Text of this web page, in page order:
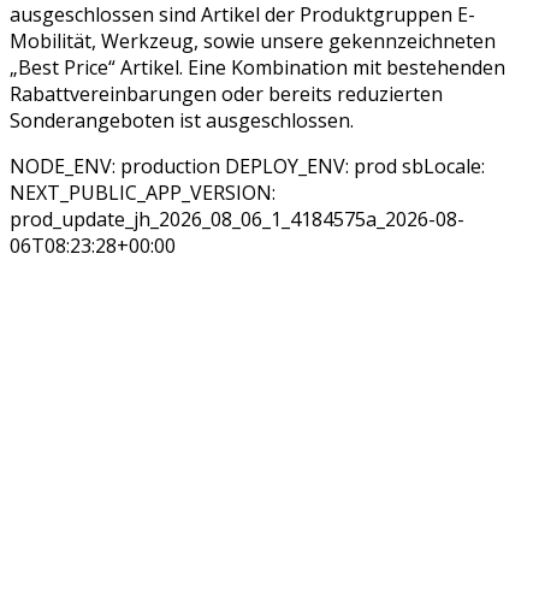
ausgeschlossen sind Artikel der Produktgruppen E-
Mobilität, Werkzeug, sowie unsere gekennzeichneten
„Best Price“ Artikel. Eine Kombination mit bestehenden
Rabattvereinbarungen oder bereits reduzierten
Sonderangeboten ist ausgeschlossen.
NODE_ENV: production DEPLOY_ENV: prod sbLocale:
NEXT_PUBLIC_APP_VERSION:
prod_update_jh_2026_08_06_1_4184575a_2026-08-
06T08:23:28+00:00